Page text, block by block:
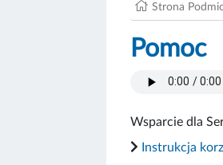
Strona
Pomoc
Wsparcie dla
Instrukcja